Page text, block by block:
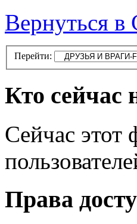
Вернуться
Перейти:
Кто сейчас
Сейчас
Права